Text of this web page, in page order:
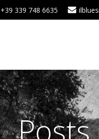
+39 339 748 6635